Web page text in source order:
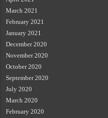
March 2021
February 2021
January 2021
December 2020
November 2020
October 2020
September 2020
July 2020
March 2020
February 2020